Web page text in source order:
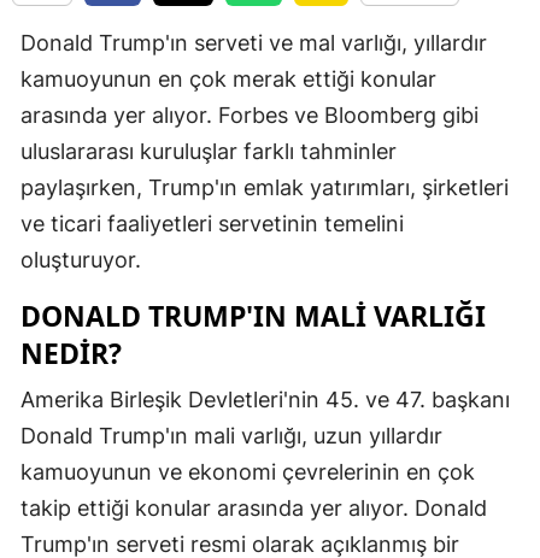
Edirne
Elazığ
Eskişehir
Gümüşhane
Hakkari
Donald Trump'ın serveti ve mal varlığı, yıllardır
kamuoyunun en çok merak ettiği konular
arasında yer alıyor. Forbes ve Bloomberg gibi
uluslararası kuruluşlar farklı tahminler
paylaşırken, Trump'ın emlak yatırımları, şirketleri
ve ticari faaliyetleri servetinin temelini
oluşturuyor.
DONALD TRUMP'IN MALI VARLIĞI
NEDIR?
Amerika Birleşik Devletleri'nin 45. ve 47. başkanı
Donald Trump'ın mali varlığı, uzun yıllardır
kamuoyunun ve ekonomi çevrelerinin en çok
takip ettiği konular arasında yer alıyor. Donald
Trump'ın serveti resmi olarak açıklanmış bir